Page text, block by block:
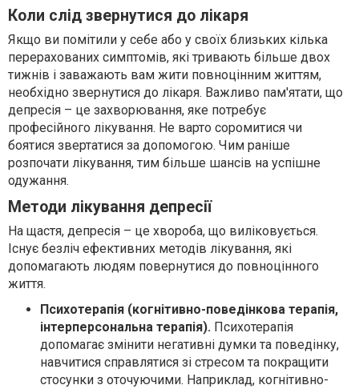
Коли слід звернутися до лікаря
Якщо ви помітили у себе або у своїх близьких кілька
перерахованих симптомів, які тривають більше двох
тижнів і заважають вам жити повноцінним життям,
необхідно звернутися до лікаря. Важливо пам'ятати, що
депресія – це захворювання, яке потребує
професійного лікування. Не варто соромитися чи
боятися звертатися за допомогою. Чим раніше
розпочати лікування, тим більше шансів на успішне
одужання.
Методи лікування депресії
На щастя, депресія – це хвороба, що виліковується.
Існує безліч ефективних методів лікування, які
допомагають людям повернутися до повноцінного
життя.
Психотерапія (когнітивно-поведінкова терапія,
інтерперсональна терапія). Психотерапія
допомагає змінити негативні думки та поведінку,
навчитися справлятися зі стресом та покращити
стосунки з оточуючими. Наприклад, когнітивно-